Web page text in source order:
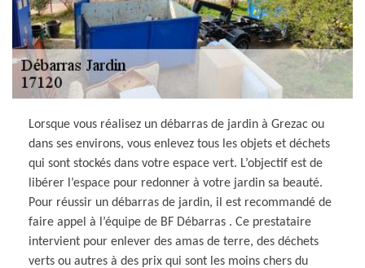
Lorsque vous réalisez un débarras de jardin à Grezac ou
dans ses environs, vous enlevez tous les objets et déchets
qui sont stockés dans votre espace vert. L’objectif est de
libérer l’espace pour redonner à votre jardin sa beauté.
Pour réussir un débarras de jardin, il est recommandé de
faire appel à l’équipe de BF Débarras . Ce prestataire
intervient pour enlever des amas de terre, des déchets
verts ou autres à des prix qui sont les moins chers du